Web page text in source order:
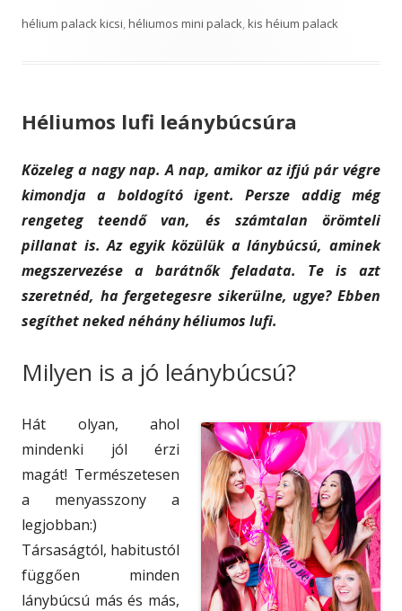
s
d
o
e
g
hélium palack kicsi,héliumos mini palack,kis héium palack
Héliumos lufi leánybúcsúra
Közeleg a nagy nap. A nap, amikor az ifjú pár végre
kimondja a boldogító igent. Persze addig még
rengeteg teendő van, és számtalan örömteli
pillanat is. Az egyik közülük a lánybúcsú, aminek
megszervezése a barátnők feladata. Te is azt
szeretnéd, ha fergetegesre sikerülne, ugye? Ebben
segíthet neked néhány héliumos lufi.
Milyen is a jó leánybúcsú?
Hát olyan, ahol
mindenki jól érzi
magát! Természetesen
a menyasszony a
legjobban:)
Társaságtól, habitustól
függően minden
lánybúcsú más és más,